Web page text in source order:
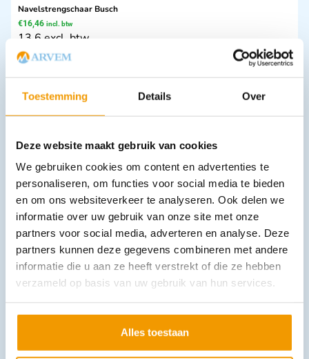
Toestemming Details Over
Deze website maakt gebruik van cookies
We gebruiken cookies om content en advertenties te
personaliseren, om functies voor social media te bieden
en om ons websiteverkeer te analyseren. Ook delen we
informatie over uw gebruik van onze site met onze
partners voor social media, adverteren en analyse. Deze
partners kunnen deze gegevens combineren met andere
informatie die u aan ze heeft verstrekt of die ze hebben
verzameld op basis van uw gebruik van hun services.
Alles toestaan
Navelstrengschaar Busch
€16,46 incl. btw
13.6 excl. btw
Leverbaar
Prepareerschaar Metzenbaum gebogen
23,92 incl. btw
7.69 excl. btw
Opties bekijken
Leverbaar